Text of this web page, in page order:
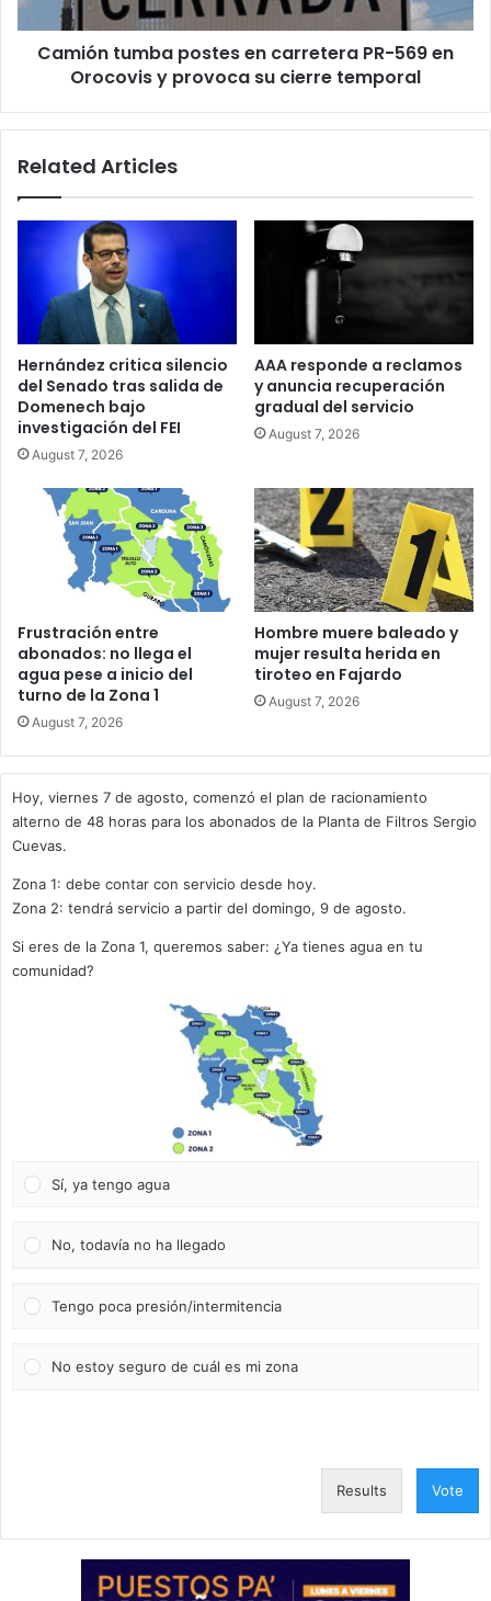
en
Orocovis
Camión tumba postes en carretera PR-569 en
Orocovis y provoca su cierre temporal
Related Articles
Hernández critica silencio
del Senado tras salida de
Domenech bajo
investigación del FEI
August 7, 2026
AAA responde a reclamos
y anuncia recuperación
gradual del servicio
August 7, 2026
Frustración entre
abonados: no llega el
agua pese a inicio del
turno de la Zona 1
August 7, 2026
Hombre muere baleado y
mujer resulta herida en
tiroteo en Fajardo
August 7, 2026
Hoy, viernes 7 de agosto, comenzó el plan de racionamiento
alterno de 48 horas para los abonados de la Planta de Filtros Sergio
Cuevas.
Zona 1: debe contar con servicio desde hoy.
Zona 2: tendrá servicio a partir del domingo, 9 de agosto.
Si eres de la Zona 1, queremos saber: ¿Ya tienes agua en tu
comunidad?
Sí, ya tengo agua
No, todavía no ha llegado
Tengo poca presión/intermitencia
No estoy seguro de cuál es mi zona
Results Vote